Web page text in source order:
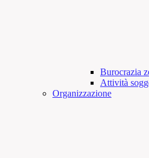
Burocrazia
Attività
Organizzazione